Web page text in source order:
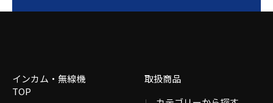
インカム・無線機
TOP
取扱商品